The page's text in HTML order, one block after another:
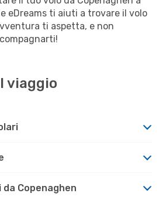
eDreams ti aiuti a trovare il volo
ti aspetta, e non
viaggio
Copenaghen